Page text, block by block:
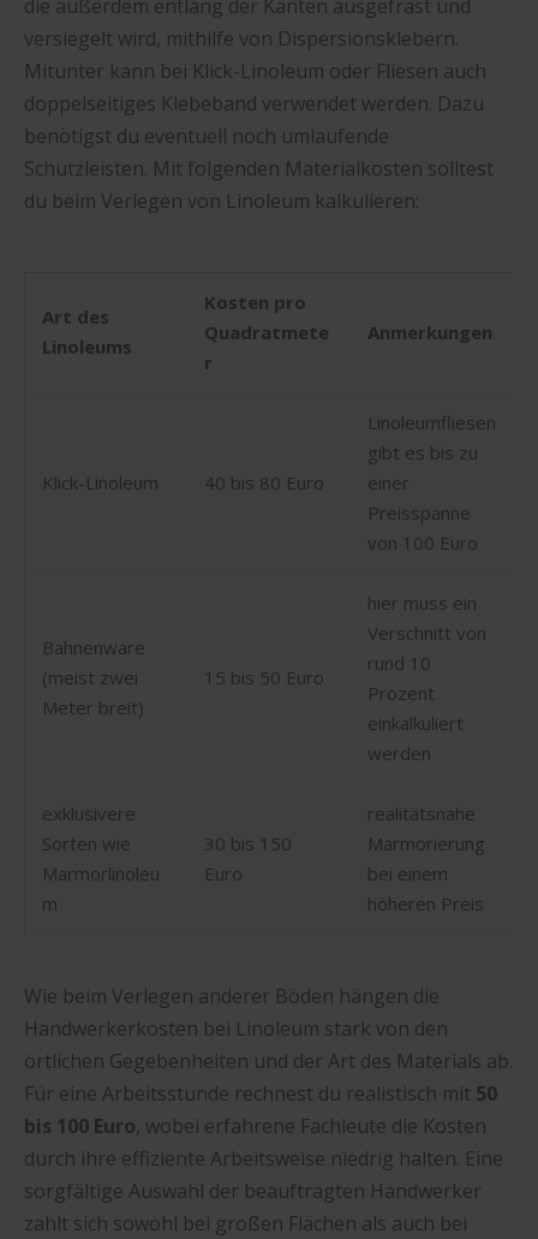
die außerdem entlang der Kanten ausgefräst und
versiegelt wird, mithilfe von Dispersionsklebern.
Mitunter kann bei Klick-Linoleum oder Fliesen auch
doppelseitiges Klebeband verwendet werden. Dazu
benötigst du eventuell noch umlaufende
Schutzleisten. Mit folgenden Materialkosten solltest
du beim Verlegen von Linoleum kalkulieren:
Art des
Linoleums
Kosten pro
Quadratmete
r
Anmerkungen
Klick-Linoleum 40 bis 80 Euro
Linoleumfliesen
gibt es bis zu
einer
Preisspanne
von 100 Euro
Bahnenware
(meist zwei
Meter breit)
15 bis 50 Euro
hier muss ein
Verschnitt von
rund 10
Prozent
einkalkuliert
werden
exklusivere
Sorten wie
Marmorlinoleu
m
30 bis 150
Euro
realitätsnahe
Marmorierung
bei einem
höheren Preis
Wie beim Verlegen anderer Böden hängen die
Handwerkerkosten bei Linoleum stark von den
örtlichen Gegebenheiten und der Art des Materials ab.
Für eine Arbeitsstunde rechnest du realistisch mit 50
bis 100 Euro, wobei erfahrene Fachleute die Kosten
durch ihre effiziente Arbeitsweise niedrig halten. Eine
sorgfältige Auswahl der beauftragten Handwerker
zahlt sich sowohl bei großen Flächen als auch bei